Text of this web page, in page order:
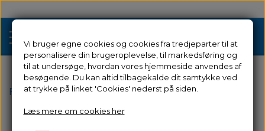
Tilbud
3D Printere
Forside Reservedele til Creator 3 PTFE-Tube
Vi bruger egne cookies og cookies fra tredjeparter til at
personalisere din brugeroplevelse, til markedsføring og
til at undersøge, hvordan vores hjemmeside anvendes af
besøgende. Du kan altid tilbagekalde dit samtykke ved
at trykke på linket 'Cookies' nederst på siden.
Læs mere om cookies her